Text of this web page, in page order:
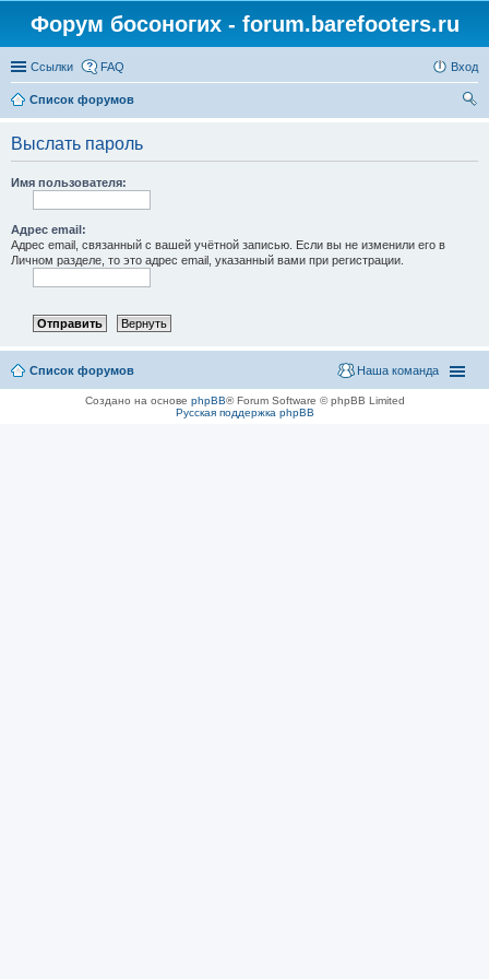
Форум босоногих - forum.barefooters.ru
Ссылки FAQ Вход
Список форумов
Выслать пароль
Имя пользователя:
Адрес email:
Адрес email, связанный с вашей учётной записью. Если вы не изменили его в
Личном разделе, то это адрес email, указанный вами при регистрации.
Список форумов Наша команда
Создано на основе phpBB® Forum Software © phpBB Limited
Русская поддержка phpBB